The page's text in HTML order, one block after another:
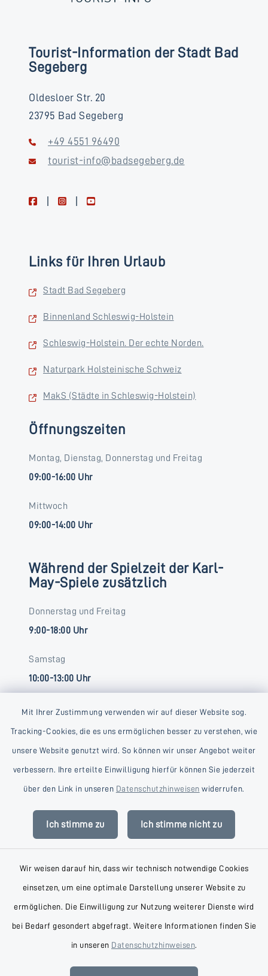
Mit Ihrer Zustimmung verwenden wir auf dieser Website sog.
Tracking-Cookies, die es uns ermöglichen besser zu verstehen, wie
unsere Website genutzt wird. So können wir unser Angebot weiter
verbessern. Ihre erteilte Einwilligung hierfür können Sie jederzeit
über den Link in unseren Datenschutzhinweisen widerrufen.
Ich stimme zu Ich stimme nicht zu
Wir weisen darauf hin, dass wir technisch notwendige Cookies
einsetzen, um eine optimale Darstellung unserer Website zu
ermöglichen. Die Einwilligung zur Nutzung weiterer Dienste wird
bei Bedarf gesondert abgefragt. Weitere Informationen finden Sie
in unseren Datenschutzhinweisen.
Tourist-Information der Stadt Bad
Segeberg
Oldesloer Str. 20
23795 Bad Segeberg
+49 4551 96490
tourist-info@badsegeberg.de
facebookinstagramyoutube
Links für Ihren Urlaub
Stadt Bad Segeberg
Binnenland Schleswig-Holstein
Schleswig-Holstein. Der echte Norden.
Naturpark Holsteinische Schweiz
MakS (Städte in Schleswig-Holstein)
Öffnungszeiten
Montag, Dienstag, Donnerstag und Freitag
09:00-16:00 Uhr
Mittwoch
09:00-14:00 Uhr
Während der Spielzeit der Karl-
May-Spiele zusätzlich
Donnerstag und Freitag
9:00-18:00 Uhr
Samstag
10:00-13:00 Uhr
Kontakt
Datenschutz
Impressum
Sitemap